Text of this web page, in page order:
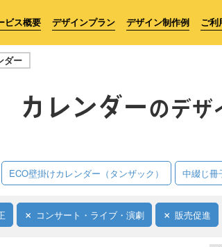
ビス概要 デザインプラン デザイン制作例 ご利
ダー
カレンダーのデザ
ECO壁掛けカレンダー（タンザック） 中綴じ冊
コンサート・ライブ・演劇 販売促進